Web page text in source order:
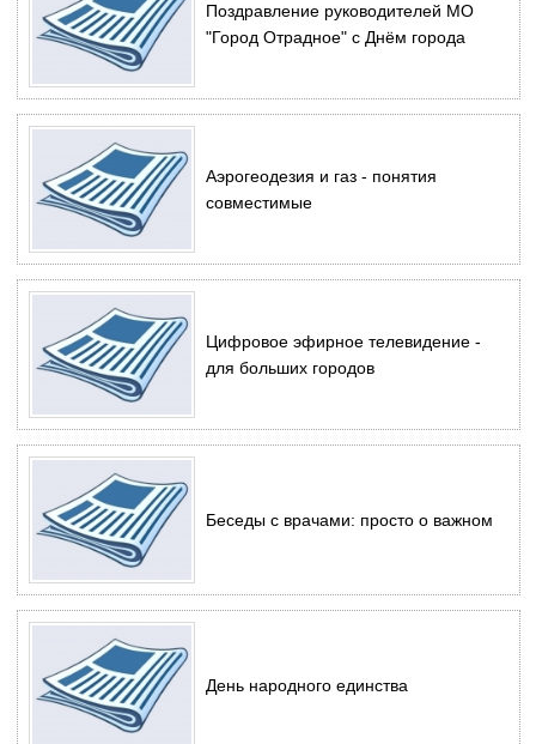
Поздравление руководителей МО
"Город Отрадное" с Днём города
Аэрогеодезия и газ - понятия
совместимые
Цифровое эфирное телевидение -
для больших городов
Беседы с врачами: просто о важном
День народного единства